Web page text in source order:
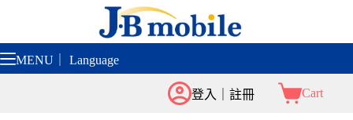
主
要 MENU｜ Language
登入｜註冊 Cart